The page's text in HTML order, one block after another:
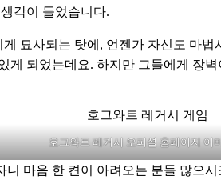
각이 들었습니다.
묘사되는 탓에, 언젠가 자신도 마
되었는데요. 하지만 그들에게 장
호그와트 레거시 오피셜 홈페이지 이
마음 한 켠이 아려오는 분들 많으